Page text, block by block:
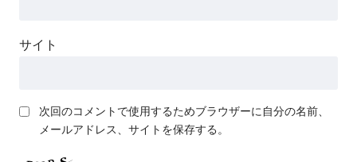
サイト
次回のコメントで使用するためブラウザーに自分の名前、
メールアドレス、サイトを保存する。